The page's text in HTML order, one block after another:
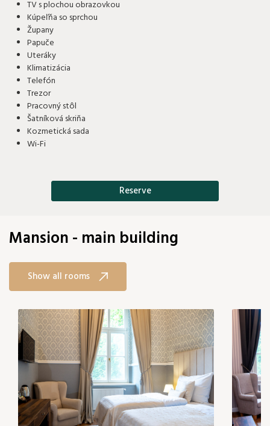
TV s plochou obrazovkou
Kúpeľňa so sprchou
Župany
Papuče
Uteráky
Klimatizácia
Telefón
Trezor
Pracovný stôl
Šatníková skriňa
Kozmetická sada
Wi-Fi
Reserve
Mansion - main building
Show all rooms